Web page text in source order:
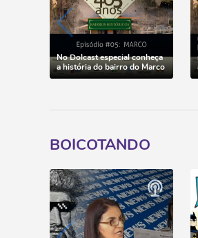
No Dolcast especial conheça
a história do bairro do Marco
BOICOTANDO